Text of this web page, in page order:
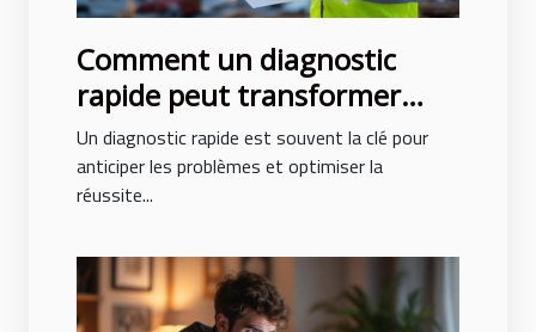
Comment un diagnostic
rapide peut transformer
votre projet de construction
Un diagnostic rapide est souvent la clé pour
anticiper les problèmes et optimiser la
réussite...